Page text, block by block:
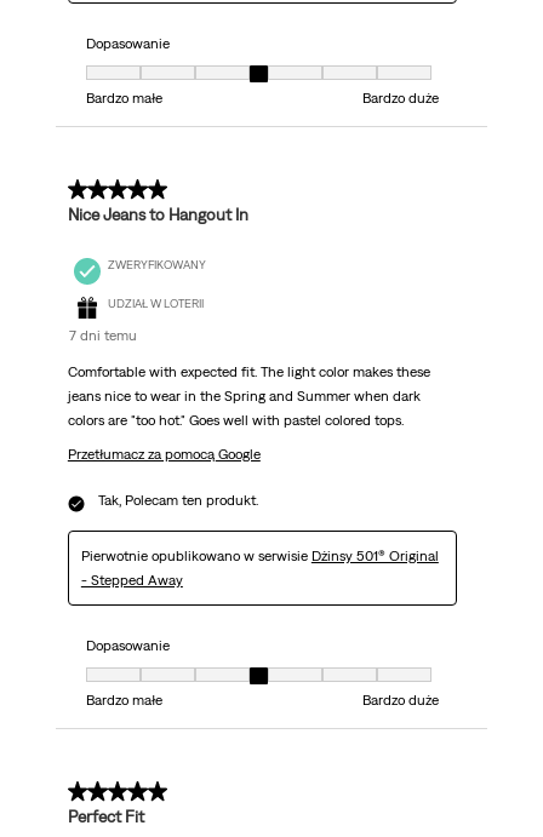
Dopasowanie
Dopasowanie, 4 z 7, gdzie 1 jest równe Bardzo małe i 7 jest równe Bardzo
Bardzo małe
Bardzo duże
5 z 5 gwiazdek.
Nice Jeans to Hangout In
ZWERYFIKOWANY
UDZIAŁ W LOTERII
7 dni temu
Comfortable with expected fit. The light color makes these
jeans nice to wear in the Spring and Summer when dark
colors are "too hot." Goes well with pastel colored tops.
Przetłumacz za pomocą Google
Tak, Polecam ten produkt.
Pierwotnie opublikowano w serwisie Dżinsy 501® Original
- Stepped Away
Dopasowanie
Dopasowanie, 4 z 7, gdzie 1 jest równe Bardzo małe i 7 jest równe Bardzo
Bardzo małe
Bardzo duże
5 z 5 gwiazdek.
Perfect Fit